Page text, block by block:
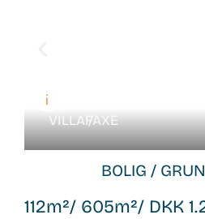
VILLA /FAXE
BOLIG /
112m²/ 605m²/ DKK